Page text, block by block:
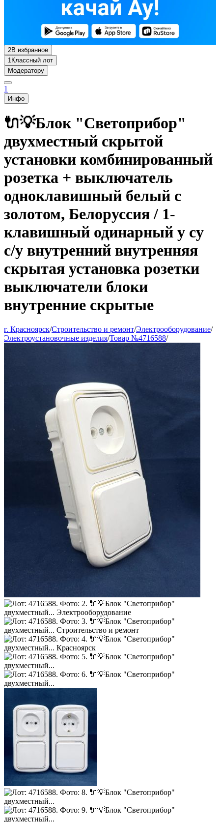
2В избранное
1Классный лот
Модератору
1
Инфо
🔌💡Блок "Светоприбор"
двухместный скрытой
установки комбинированный
розетка + выключатель
одноклавишный белый с
золотом, Белоруссия / 1-
клавишный одинарный у су
с/у внутренний внутренняя
скрытая установка розетки
выключатели блоки
внутренние скрытые
г. Красноярск/Строительство и ремонт/Электрооборудование/
Электроустановочные изделия/Товар №4716588/